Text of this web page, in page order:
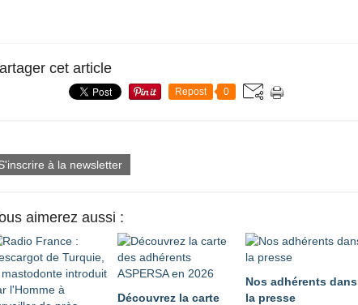
cet article
Repost 0
à la newsletter
aimerez aussi :
Découvrez la carte
Nos adhérents dans
la presse